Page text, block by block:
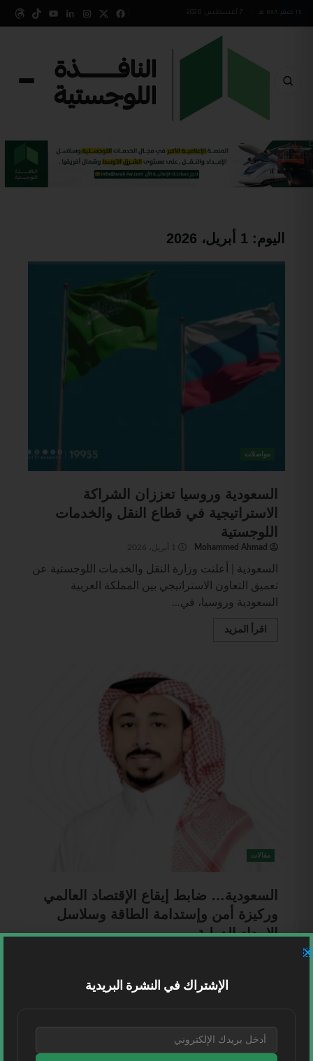
٢٤ صفر ١٤٤٨ هـ 7 أغسطس 2026
اليوم: 1 أبريل، 2026
مواصلات
السعودية وروسيا تعززان الشراكة
الاستراتيجية في قطاع النقل والخدمات
اللوجستية
Mohammed Ahmad
السعودية | أعلنت وزارة النقل والخدمات اللوجستية عن
تعميق التعاون الاستراتيجي بين المملكة العربية
السعودية وروسيا، في...
اقرأ المزيد
مقالات
السعودية… ضابط إيقاع الإقتصاد العالمي
وركيزة أمن وإستدامة الطاقة وسلاسل
الإمداد الدولية
العالمي، تثبت عظمة وقدرات المملكة العربية السعودية
الإشتراك في النشرة البريدية